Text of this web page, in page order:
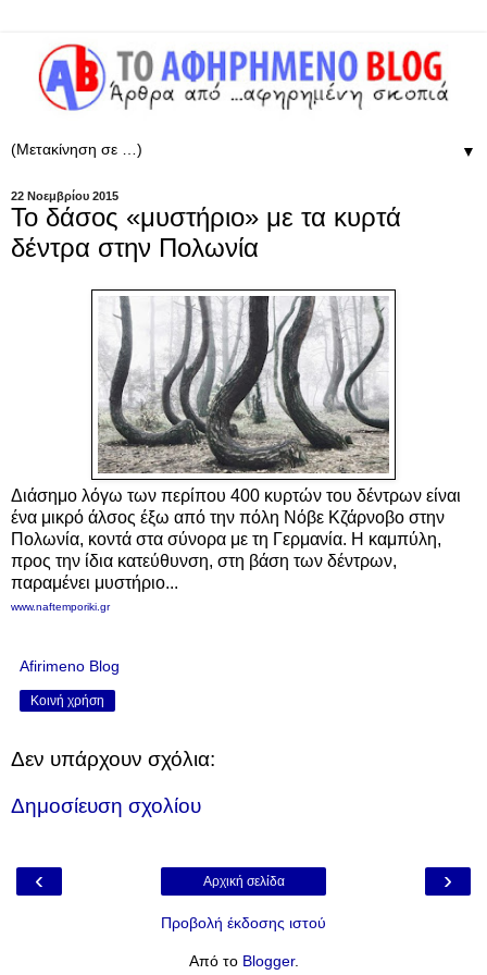
▼
22 Νοεμβρίου 2015
Το δάσος «μυστήριο» με τα κυρτά
δέντρα στην Πολωνία
Διάσημο λόγω των περίπου 400 κυρτών του δέντρων είναι
ένα μικρό άλσος έξω από την πόλη Νόβε Κζάρνοβο στην
Πολωνία, κοντά στα σύνορα με τη Γερμανία. Η καμπύλη,
προς την ίδια κατεύθυνση, στη βάση των δέντρων,
παραμένει μυστήριο...
www.naftemporiki.gr
Afirimeno Blog
Κοινή χρήση
Δεν υπάρχουν σχόλια:
Δημοσίευση σχολίου
‹ ›
Αρχική σελίδα
Προβολή έκδοσης ιστού
Από το Blogger.